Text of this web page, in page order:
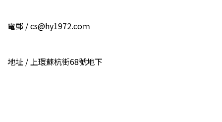
電郵 / cs@hy1972.coｍ
地址 / 上環蘇杭街68號地下